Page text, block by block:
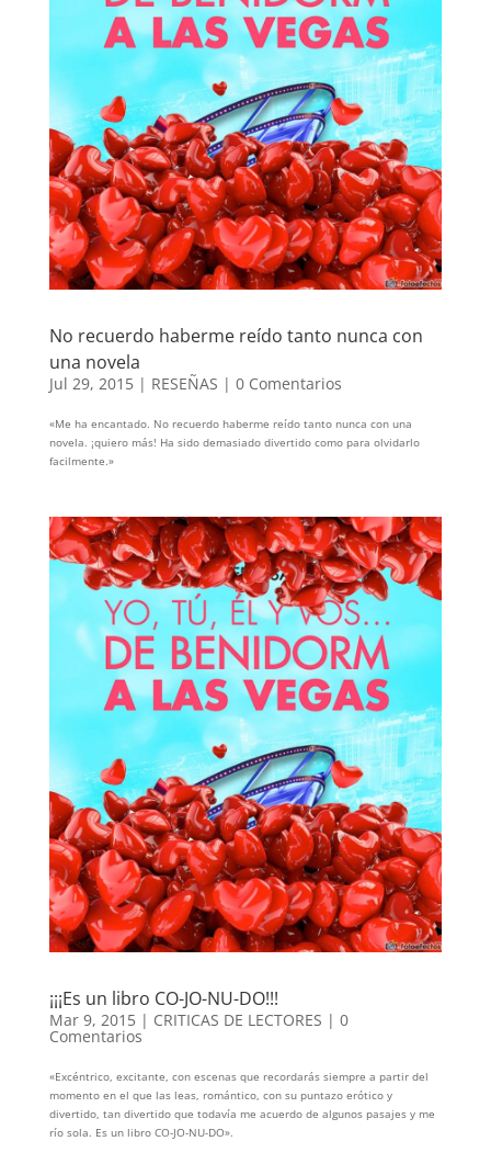
No recuerdo haberme reído tanto nunca con
una novela
Jul 29, 2015| RESEÑAS | 0 Comentarios
«Me ha encantado. No recuerdo haberme reído tanto nunca con una
novela. ¡quiero más! Ha sido demasiado divertido como para olvidarlo
facilmente.»
¡¡¡Es un libro CO-JO-NU-DO!!!
Mar 9, 2015| CRITICAS DE LECTORES | 0
Comentarios
«Excéntrico, excitante, con escenas que recordarás siempre a partir del
momento en el que las leas, romántico, con su puntazo erótico y
divertido, tan divertido que todavía me acuerdo de algunos pasajes y me
río sola. Es un libro CO-JO-NU-DO».